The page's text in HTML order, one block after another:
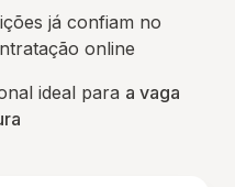
já confiam no
online
ideal para a vaga